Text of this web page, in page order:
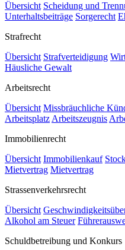
Übersicht Scheidung und
Unterhaltsbeiträge Sorgerecht
Strafrecht
Übersicht Strafverteidigung
Häusliche Gewalt
Arbeitsrecht
Übersicht Missbräuchliche
Arbeitsplatz Arbeitszeugnis
Immobilienrecht
Übersicht Immobilienkauf
Mietvertrag Mietvertrag
Strassenverkehrsrecht
Übersicht
Alkohol am Steuer
Schuldbetreibung und Konkurs